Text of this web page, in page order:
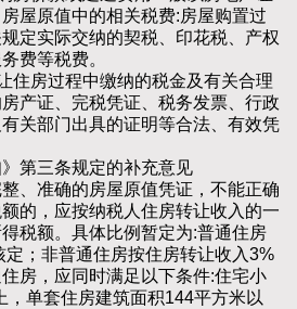
屋原值中的相关税费:房屋购置过
定实际交纳的契税、印花税、产权
费等税费。
房过程中缴纳的税金及有关合理
产证、完税凭证、税务发票、行政
关部门出具的证明等合法、有效凭
三条规定的补充意见
准确的房屋原值凭证，不能正确
的，应按纳税人住房转让收入的一
税额。具体比例暂定为:普通住房
；非普通住房按住房转让收入3%
房，应同时满足以下条件:住宅小
，单套住房建筑面积144平方米以